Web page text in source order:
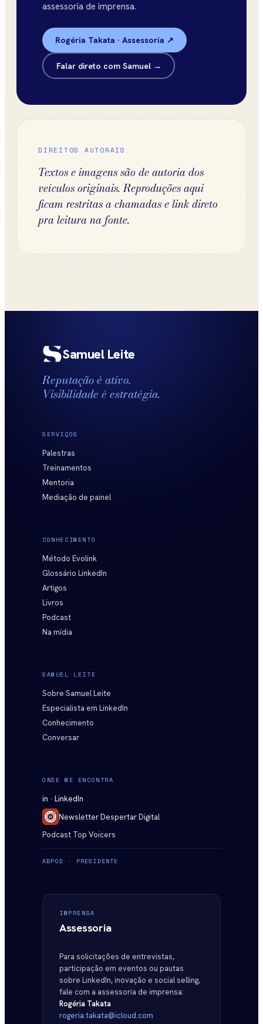
assessoria de imprensa.
Rogéria Takata · Assessoria ↗
Falar direto com Samuel →
DIREITOS AUTORAIS
Textos e imagens são de autoria dos
veículos originais. Reproduções aqui
ficam restritas a chamadas e link direto
pra leitura na fonte.
Samuel Leite
Reputação é ativo.
Visibilidade é estratégia.
SERVIÇOS
Palestras
Treinamentos
Mentoria
Mediação de painel
CONHECIMENTO
Método Evolink
Glossário LinkedIn
Artigos
Livros
Podcast
Na mídia
SAMUEL LEITE
Sobre Samuel Leite
Especialista em LinkedIn
Conhecimento
Conversar
ONDE ME ENCONTRA
in · LinkedIn
Newsletter Despertar Digital
Podcast Top Voicers
ABPOD · PRESIDENTE
IMPRENSA
Assessoria
Para solicitações de entrevistas,
participação em eventos ou pautas
sobre LinkedIn, inovação e social selling,
fale com a assessoria de imprensa:
Rogéria Takata
rogeria.takata@icloud.com